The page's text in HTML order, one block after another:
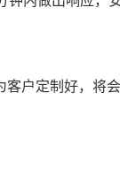
户定制好，将